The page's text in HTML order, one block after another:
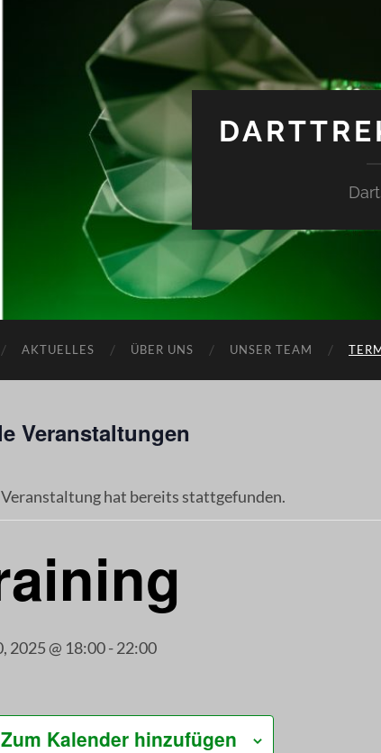
AKTUELLES ÜBER UNS UNSER TEAM
Veranstaltungen
hat bereits stattgefunden.
2025 @ 18:00-22:00
Zum Kalender hinzufügen